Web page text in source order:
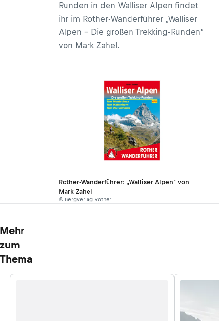
Runden in den Walliser Alpen findet
ihr im Rother-Wanderführer „Walliser
Alpen – Die großen Trekking-Runden“
von Mark Zahel.
Rother-Wanderführer: „Walliser Alpen“ von
Mark Zahel
© Bergverlag Rother
Mehr
zum
Thema